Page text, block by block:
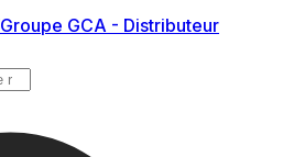
Groupe GCA - Distributeur